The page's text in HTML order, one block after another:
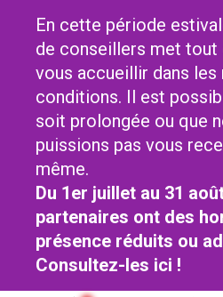
En cette période
de conseillers met
vous accueillir dans les
conditions. Il est
soit prolongée ou que
puissions pas vous
même.
Du 1er juillet au 31
partenaires ont des
présence réduits ou
Consultez-les ici !